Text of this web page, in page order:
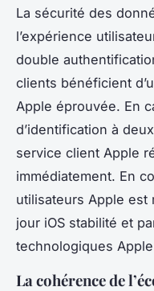
La sécurité des
l’expérience
double
clients bénéficient
Apple éprouvée. En
d’identification à
service client Apple
immédiatement. En
utilisateurs Apple est
jour iOS stabilité et
technologiques
La cohérence de